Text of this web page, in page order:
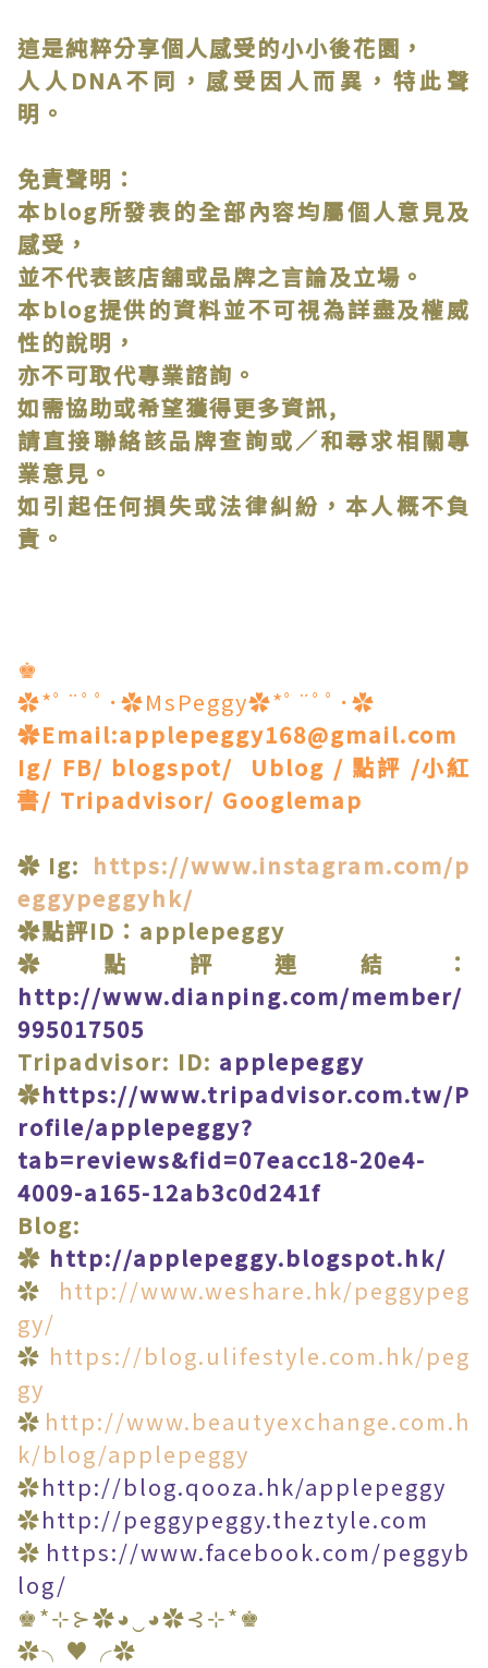
這是純粹分享個人感受的小小後花園，
人人DNA不同，感受因人而異，特此聲
明。
免責聲明：
本blog所發表的全部內容均屬個人意見及
感受，
並不代表該店舖或品牌之言論及立場。
本blog提供的資料並不可視為詳盡及權威
性的說明，
亦不可取代專業諮詢。
如需協助或希望獲得更多資訊,
請直接聯絡該品牌查詢或∕和尋求相關專
業意見。
如引起任何損失或法律糾紛，本人概不負
責。
♚
✿*ﾟ¨ﾟﾟ･✿MsPeggy✿*ﾟ¨ﾟﾟ･✿
✿Email:applepeggy168@gmail.com
Ig/ FB/ blogspot/ Ublog / 點評 /小紅
書/ Tripadvisor/ Googlemap
✿Ig: https://www.instagram.com/p
eggypeggyhk/
✿點評ID：applepeggy
✿點評連結：
http://www.dianping.com/member/
995017505
Tripadvisor: ID: applepeggy
✿https://www.tripadvisor.com.tw/P
rofile/applepeggy?
tab=reviews&fid=07eacc18-20e4-
4009-a165-12ab3c0d241f
Blog:
✿ http://applepeggy.blogspot.hk/
✿ http://www.weshare.hk/peggypeg
gy/
✿ https://blog.ulifestyle.com.hk/peg
gy
✿ http://www.beautyexchange.com.h
k/blog/applepeggy
✿http://blog.qooza.hk/applepeggy
✿http://peggypeggy.theztyle.com
✿ https://www.facebook.com/peggyb
log/
♚*⊹⊱✿◕‿◕✿⊰⊹*♚
✿╮♥╭✿